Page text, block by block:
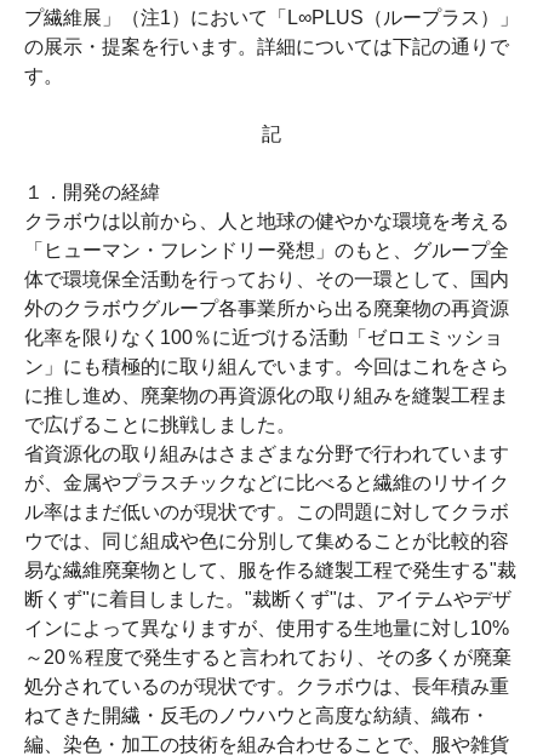
プ繊維展 」（注1）において「 L∞PLUS （ループラス）」
の展示・提案を行います。詳細については下記の通りで
す。
記
１．開発の経緯
クラボウは以前から、人と地球の健やかな環境を考える
「ヒューマン・フレンドリー発想」のもと、グループ全
体で環境保全活動を行っており、その一環として、国内
外のクラボウグループ各事業所から出る廃棄物の再資源
化率を限りなく100％に近づける活動「ゼロエミッショ
ン」にも積極的に取り組んでいます。今回はこれをさら
に推し進め、廃棄物の再資源化の取り組みを縫製工程ま
で広げることに挑戦しました。
省資源化の取り組みはさまざまな分野で行われています
が、金属やプラスチックなどに比べると繊維のリサイク
ル率はまだ低いのが現状です。この問題に対してクラボ
ウでは、同じ組成や色に分別して集めることが比較的容
易な繊維廃棄物として、服を作る縫製工程で発生する"裁
断くず"に着目しました。"裁断くず"は、アイテムやデザ
インによって異なりますが、使用する生地量に対し10%
～ 20％程度で発生すると言われており、その多くが廃棄
処分されているのが現状です。クラボウは、長年積み重
ねてきた開繊・反毛のノウハウと高度な紡績、織布・
編、染色・加工の技術を組み合わせることで、服や雑貨